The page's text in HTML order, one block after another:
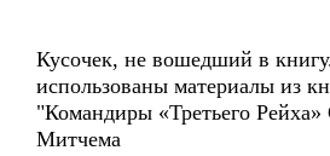
Кусочек, не вошедший в
использованы материалы из
"Командиры «Третьего
Митчема